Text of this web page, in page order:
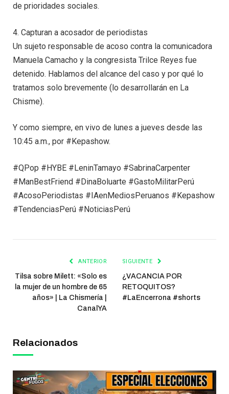
de prioridades sociales.
4. Capturan a acosador de periodistas
Un sujeto responsable de acoso contra la comunicadora
Manuela Camacho y la congresista Trilce Reyes fue
detenido. Hablamos del alcance del caso y por qué lo
tratamos solo brevemente (lo desarrollarán en La
Chisme).
Y como siempre, en vivo de lunes a jueves desde las
10:45 a.m., por #Kepashow.
#QPop #HYBE #LeninTamayo #SabrinaCarpenter
#ManBestFriend #DinaBoluarte #GastoMilitarPerú
#AcosoPeriodistas #IAenMediosPeruanos #Kepashow
#TendenciasPerú #NoticiasPerú
ANTERIOR
Tilsa sobre Milett: «Solo es
la mujer de un hombre de 65
años» | La Chismería |
CanalYA
SIGUIENTE
¿VACANCIA POR
RETOQUITOS?
#LaEncerrona #shorts
Relacionados